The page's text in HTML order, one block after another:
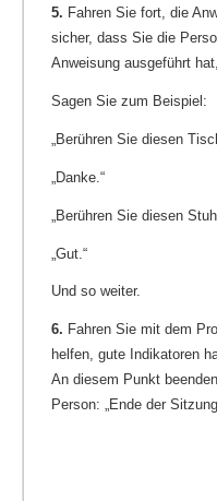
5. Fahren Sie fort, die
sicher, dass Sie die
Anweisung ausgeführt
Sagen Sie zum Beispiel:
„Berühren Sie diesen
„Danke.“
„Berühren Sie diesen
„Gut.“
Und so weiter.
6. Fahren Sie mit dem
helfen, gute Indikatoren
An diesem Punkt
Person: „Ende der